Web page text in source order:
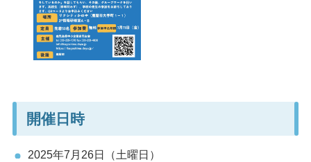
開催日時
2025年7月26日（土曜日）